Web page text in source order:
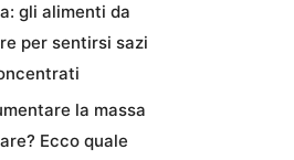
gli alimenti da
per sentirsi sazi
la massa
Ecco quale